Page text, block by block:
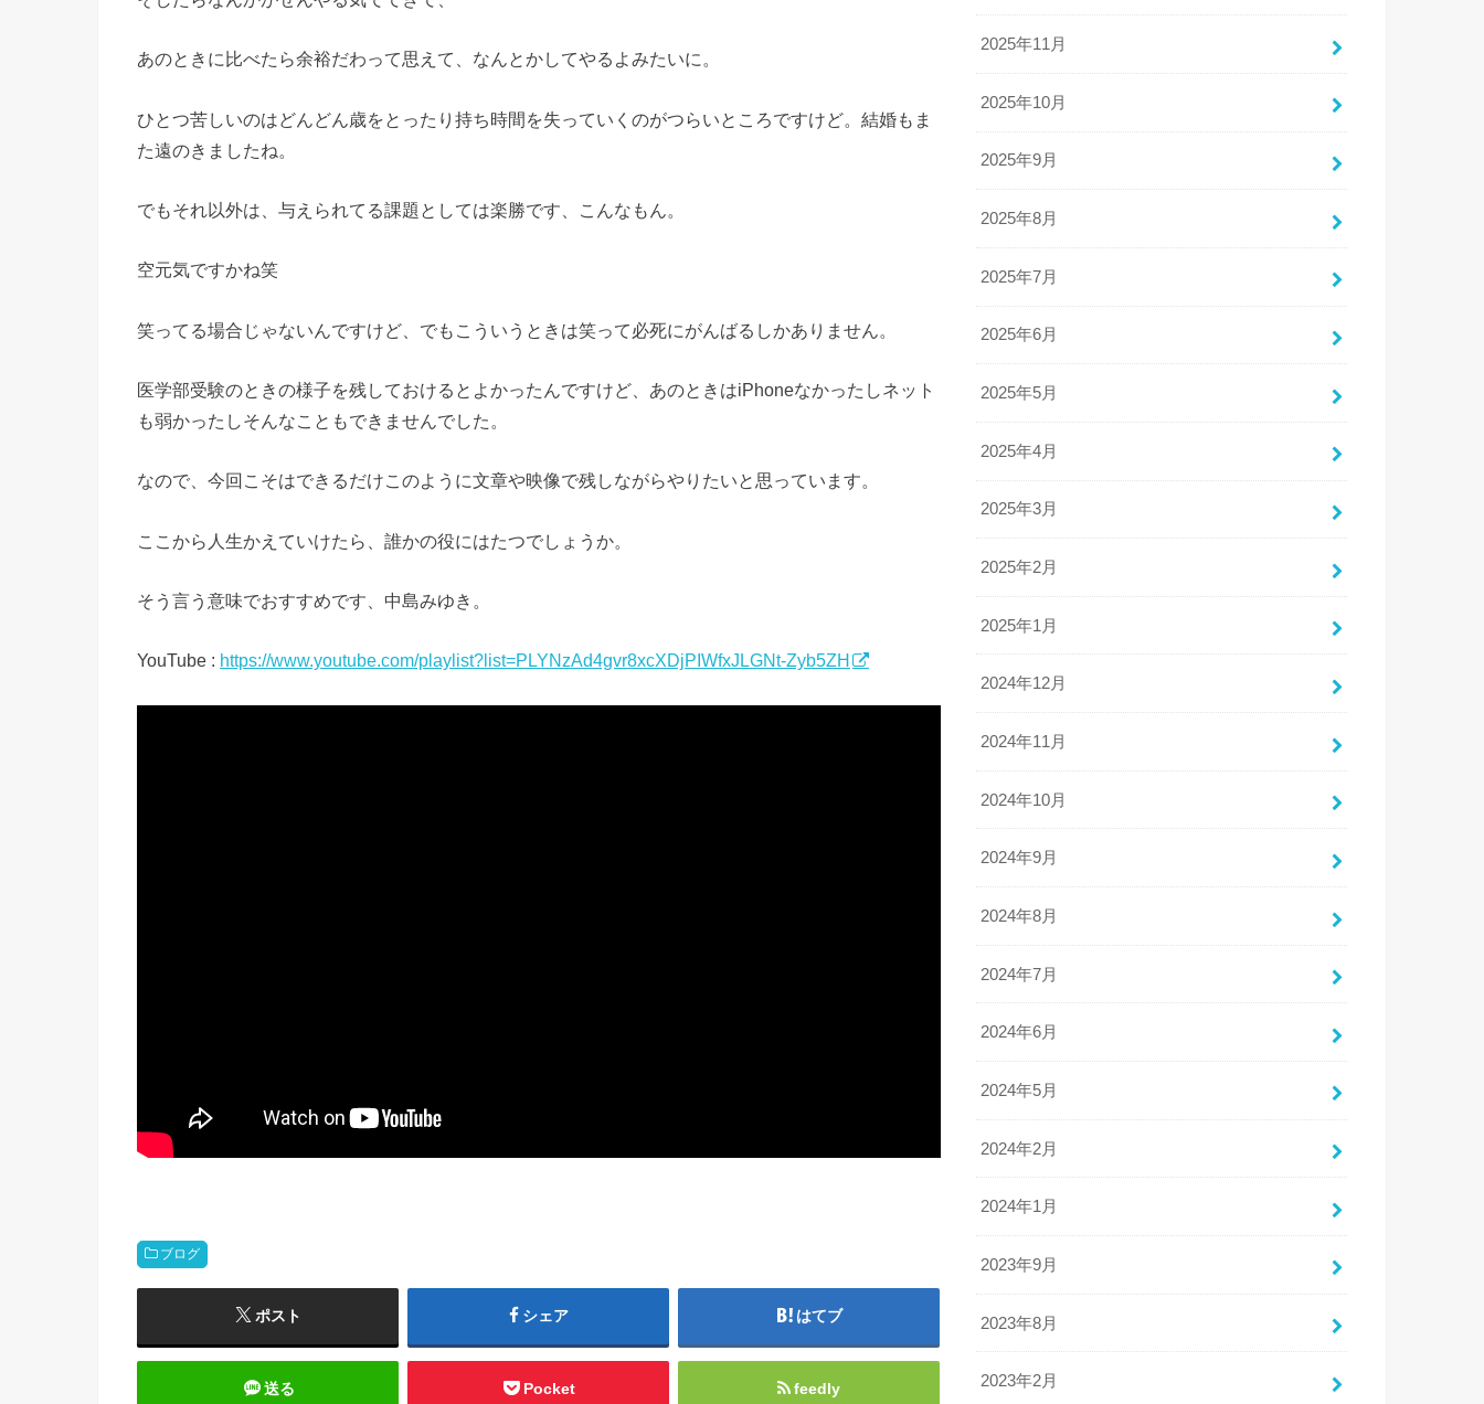
あのときに比べたら余裕だわって思えて、なんとかしてやるよみたいに。
ひとつ苦しいのはどんどん歳をとったり持ち時間を失っていくのがつらいところですけど。結婚もま
た遠のきましたね。
でもそれ以外は、与えられてる課題としては楽勝です、こんなもん。
空元気ですかね笑
笑ってる場合じゃないんですけど、でもこういうときは笑って必死にがんばるしかありません。
医学部受験のときの様子を残しておけるとよかったんですけど、あのときはiPhoneなかったしネット
も弱かったしそんなこともできませんでした。
なので、今回こそはできるだけこのように文章や映像で残しながらやりたいと思っています。
ここから人生かえていけたら、誰かの役にはたつでしょうか。
そう言う意味でおすすめです、中島みゆき。
YouTube : https://www.youtube.com/playlist?list=PLYNzAd4gvr8xcXDjPIWfxJLGNt-Zyb5ZH
ブログ
ポスト シェア はてブ
送る Pocket feedly
2025年11月
2025年10月
2025年9月
2025年8月
2025年7月
2025年6月
2025年5月
2025年4月
2025年3月
2025年2月
2025年1月
2024年12月
2024年11月
2024年10月
2024年9月
2024年8月
2024年7月
2024年6月
2024年5月
2024年2月
2024年1月
2023年9月
2023年8月
2023年2月